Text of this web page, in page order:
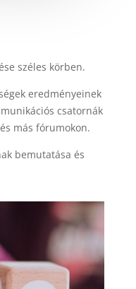
széles körben.
eredményeinek
csatornák
más fórumokon.
bemutatása és